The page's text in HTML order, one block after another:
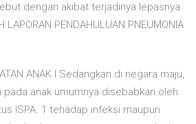
dengan akibat terjadinya lepasnya
PENDAHULUAN PNEUMONIA
ANAK I Sedangkan di negara maju,
pada anak umumnya disebabkan oleh
ISPA. 1 tehadap infeksi maupun